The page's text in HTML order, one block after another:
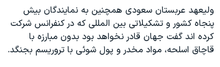
اسرائیل در جنگ
گالری عکس
آرشیو پخش زنده
ورزش زنان در ایران
اعتراضات زن، زندگی، آزادی
مجموعه مستندهای دادخواهی
زبانهای مختلف
وليعهد عربستان سعودی همچنين به نمايندگان بيش
پنجاه کشور و تشکيلاتی بين المللی که در کنفرانس شرکت
کرده اند گفت جهان قادر نخواهد بود بدون مبارزه با
قاچاق اسلحه، مواد مخدر و پول شوئی با تروريسم بجنگد.